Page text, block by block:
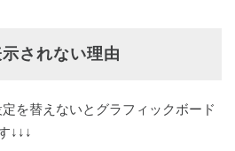
されない理由
を替えないとグラフィックボード
↓↓↓